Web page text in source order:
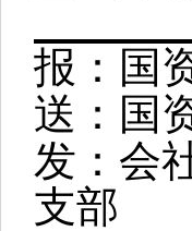
报：国
送：国
发：会
支部